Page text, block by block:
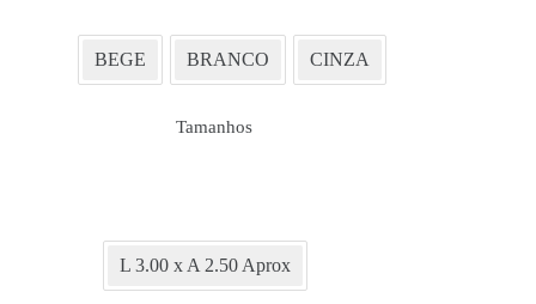
BEGE BRANCO CINZA
Tamanhos
L 3.00 x A 2.50 Aprox